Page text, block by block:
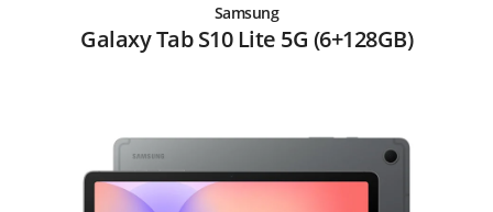
Samsung
Galaxy Tab S10 Lite 5G (6+128GB)